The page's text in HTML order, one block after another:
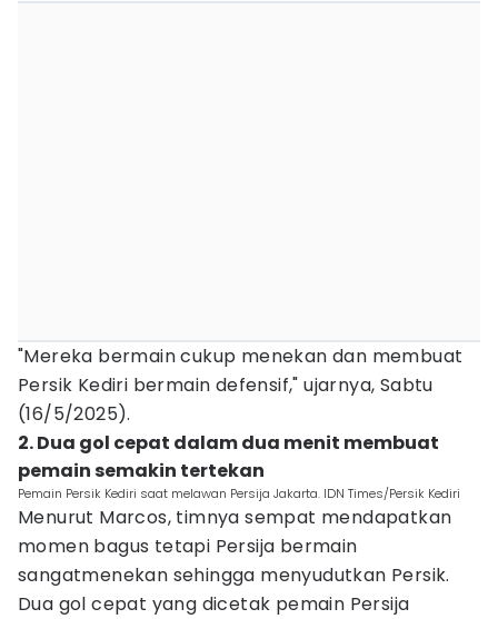
"Mereka bermain cukup menekan dan membuat
Persik Kediri bermain defensif," ujarnya, Sabtu
(16/5/2025).
2. Dua gol cepat dalam dua menit membuat
pemain semakin tertekan
Pemain Persik Kediri saat melawan Persija Jakarta. IDN Times/Persik Kediri
Menurut Marcos, timnya sempat mendapatkan
momen bagus tetapi Persija bermain
sangatmenekan sehingga menyudutkan Persik.
Dua gol cepat yang dicetak pemain Persija